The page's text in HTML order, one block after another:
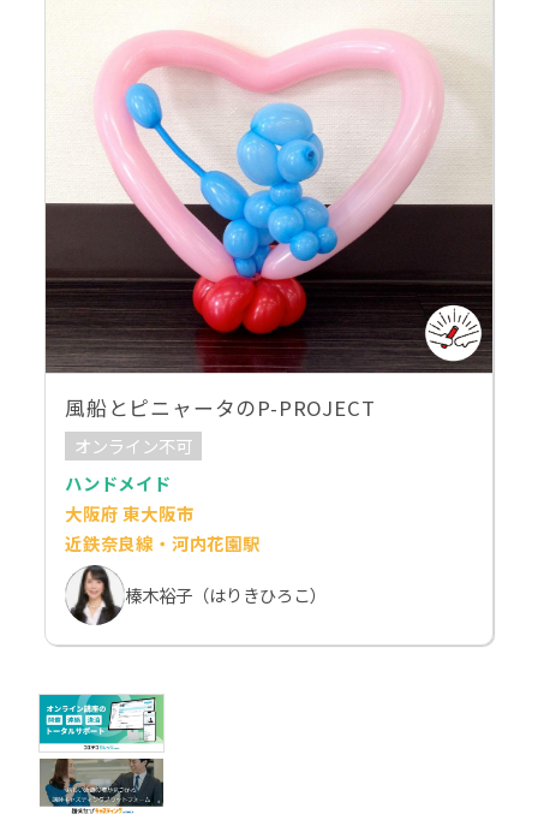
風船とピニャータのP-PROJECT
オンライン不可
ハンドメイド
大阪府 東大阪市
近鉄奈良線・河内花園駅
榛木裕子（はりきひろこ）